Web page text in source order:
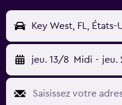
Key West, FL,
jeu. 13/8 Midi - jeu.